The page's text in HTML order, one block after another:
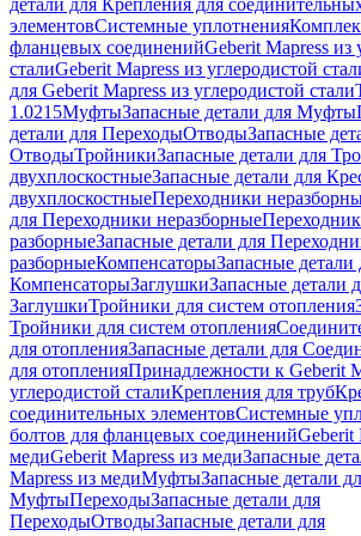
детали для Крепления для
элементовСистемные уплотнения
фланцевых соединенийGeberit Mapress из
сталиGeberit Mapress из углеродистой
для Geberit Mapress из углеродистой стали
1.0215МуфтыЗапасные детали для Муфты
детали для ПереходыОтводыЗапасные
ОтводыТройникиЗапасные детали для
двухплоскостныеЗапасные детали для
двухплоскостныеПереходники
для Переходники неразборные
разборныеЗапасные детали для
разборныеКомпенсаторыЗапасные детали
КомпенсаторыЗаглушкиЗапасные детали
ЗаглушкиТройники для систем отопления
Тройники для систем отопления
для отопленияЗапасные детали для
для отопленияПринадлежности к Geberit
углеродистой сталиКрепления для труб
соединительных элементовСистемные
болтов для фланцевых соединенийGeberit
медиGeberit Mapress из медиЗапасные
Mapress из медиМуфтыЗапасные детали
МуфтыПереходыЗапасные детали для
ПереходыОтводыЗапасные детали для